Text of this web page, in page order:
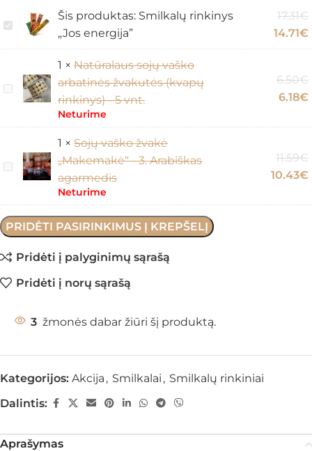
Smilkalų
energija”
Šis produktas: Smilkalų rinkinys
„Jos energija”
17.31€
14.71€
Natūralaus
sojų
žvakutės
(kvapų
-
5
1 × Natūralaus sojų vaško
arbatinės žvakutės (kvapų
rinkinys) - 5 vnt.
Neturime
6.50€
6.18€
Sojų
vaško
„Makemakė“
-
3.
agarmedis
1 × Sojų vaško žvakė
„Makemakė“ - 3. Arabiškas
agarmedis
Neturime
11.59€
10.43€
PRIDĖTI PASIRINKIMUS Į KREPŠELĮ
Pridėti į palyginimų sąrašą
Pridėti į norų sąrašą
3 žmonės dabar žiūri šį produktą.
Kategorijos: Akcija , Smilkalai , Smilkalų rinkiniai
Dalintis:
Aprašymas